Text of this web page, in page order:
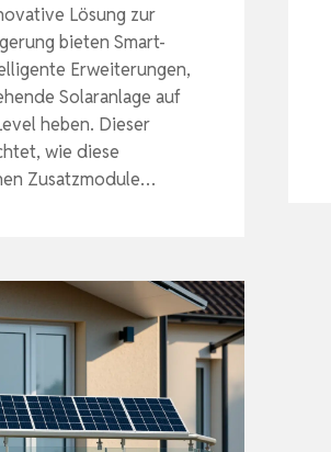
Lösung zur
bieten Smart-
Erweiterungen,
Solaranlage auf
heben. Dieser
wie diese
Zusatzmodule…